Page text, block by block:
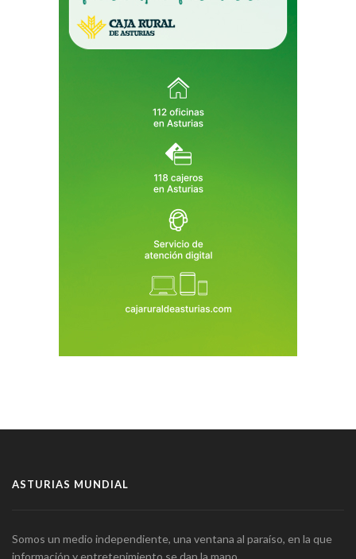
ASTURIAS MUNDIAL
Somos un medio independiente, una ventana al paraíso, en la que